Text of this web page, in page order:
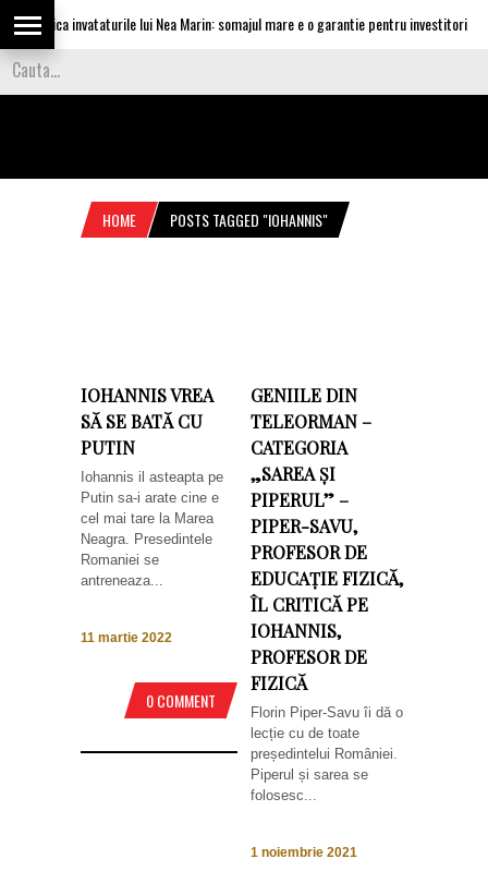
aplica invataturile lui Nea Marin: somajul mare e o garantie pentru investitori
HOME POSTS TAGGED "IOHANNIS"
IOHANNIS VREA
SĂ SE BATĂ CU
PUTIN
Iohannis il asteapta pe
Putin sa-i arate cine e
cel mai tare la Marea
Neagra. Presedintele
Romaniei se
antreneaza...
11 martie 2022
0 COMMENT
GENIILE DIN
TELEORMAN –
CATEGORIA
„SAREA ȘI
PIPERUL” –
PIPER-SAVU,
PROFESOR DE
EDUCAȚIE FIZICĂ,
ÎL CRITICĂ PE
IOHANNIS,
PROFESOR DE
FIZICĂ
Florin Piper-Savu îi dă o
lecție cu de toate
președintelui României.
Piperul și sarea se
folosesc...
1 noiembrie 2021